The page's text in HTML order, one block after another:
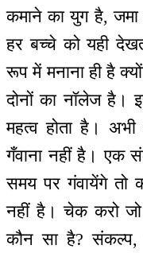
कमाने का युग है, जमा
हर बच्चे को यही
रूप में मनाना ही है
दोनों का नॉलेज है।
महत्व होता है। अभी
गँवाना नहीं है। एक
समय पर गंवायेंगे तो
नहीं है। चेक करो
कौन सा है? संकल्प,